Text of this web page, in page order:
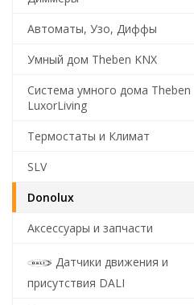
Автоматы, Узо, Диффы
Умный дом Theben KNX
Система умного дома Theben
LuxorLiving
Термостаты и Климат
SLV
Donolux
Аксессуары и запчасти
Датчики движения и
присутствия DALI